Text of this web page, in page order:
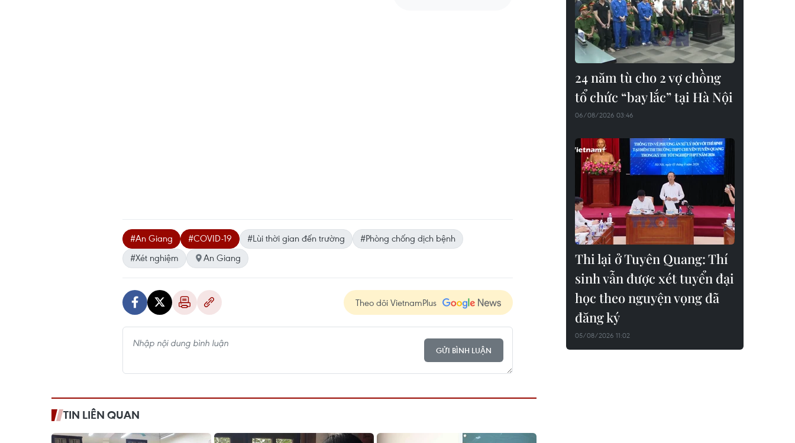
#An Giang #COVID-19 #Lùi thời gian đến trường
#Phòng chống dịch bệnh
#Xét nghiệm
An Giang
Theo dõi VietnamPlus
GỬI BÌNH LUẬN
TIN LIÊN QUAN
24 năm tù cho 2 vợ chồng
tổ chức “bay lắc” tại Hà Nội
06/08/2026 03:46
Thi lại ở Tuyên Quang: Thí
sinh vẫn được xét tuyển đại
học theo nguyện vọng đã
đăng ký
05/08/2026 11:02